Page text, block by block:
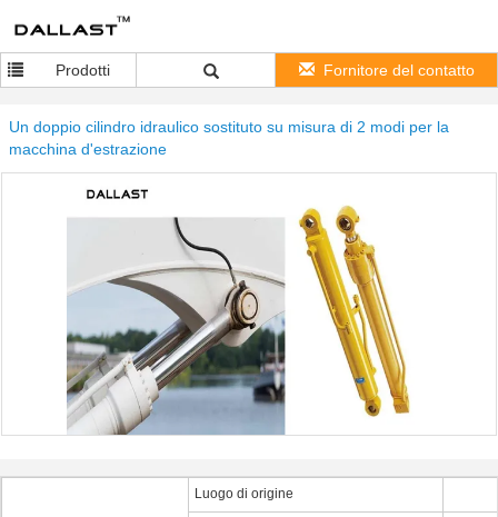
Prodotti Fornitore del contatto
Un doppio cilindro idraulico sostituto su misura di 2 modi per la
macchina d'estrazione
Luogo di origine